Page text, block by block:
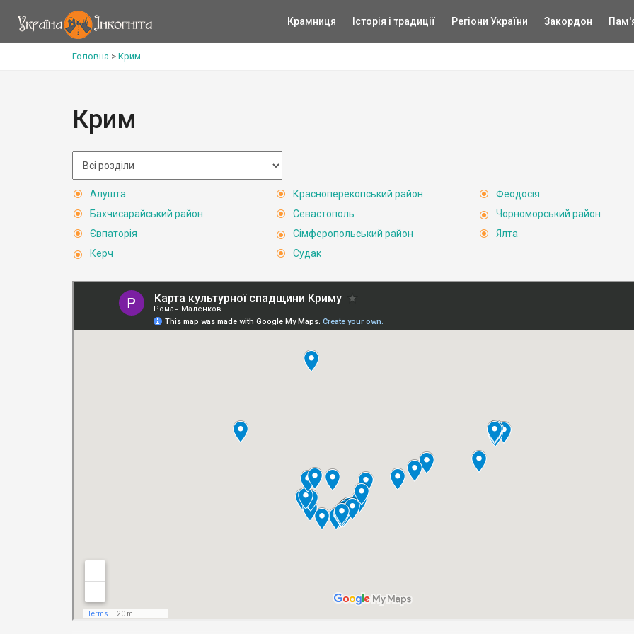
Крамниця Історія і традиції Регіони України Закордон
Головна > Крим
Крим
Алушта
Бахчисарайський район
Євпаторія
Керч
Красноперекопський район
Севастополь
Сімферопольський район
Судак
Феодосія
Чорноморський район
Ялта